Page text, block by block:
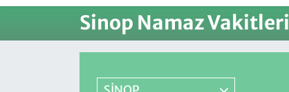
Sinop Namaz Vakitleri
Osmaniye Trafik Yoğunluk Haritası
Süper Lig Puan Durumu ve Fikstür
Tüm Manşetler